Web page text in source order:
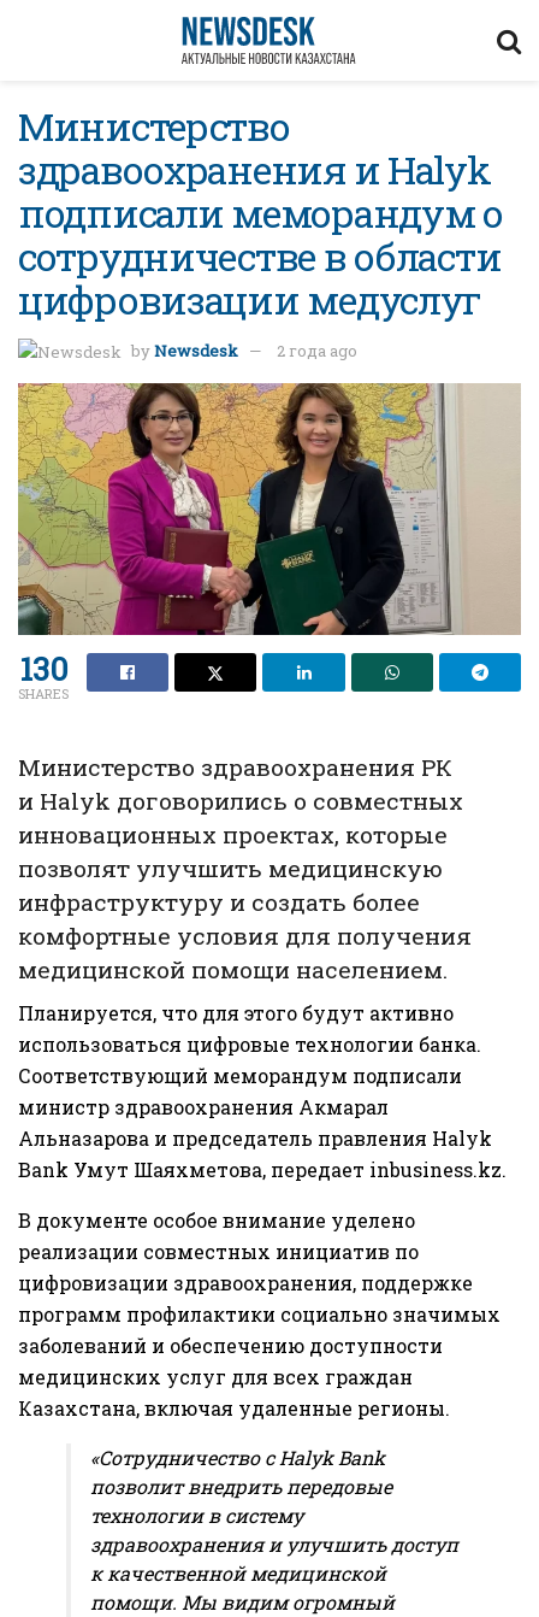
Министерство
здравоохранения и Halyk
подписали меморандум о
сотрудничестве в области
цифровизации медуслуг
byNewsdesk 2 года ago
130
SHARES
Министерство здравоохранения РК
и Halyk договорились о совместных
инновационных проектах, которые
позволят улучшить медицинскую
инфраструктуру и создать более
комфортные условия для получения
медицинской помощи населением.
Планируется, что для этого будут активно
использоваться цифровые технологии банка.
Соответствующий меморандум подписали
министр здравоохранения Акмарал
Альназарова и председатель правления Halyk
Bank Умут Шаяхметова, передает inbusiness.kz.
В документе особое внимание уделено
реализации совместных инициатив по
цифровизации здравоохранения, поддержке
программ профилактики социально значимых
заболеваний и обеспечению доступности
медицинских услуг для всех граждан
Казахстана, включая удаленные регионы.
«Сотрудничество с Halyk Bank
позволит внедрить передовые
технологии в систему
здравоохранения и улучшить доступ
к качественной медицинской
помощи. Мы видим огромный